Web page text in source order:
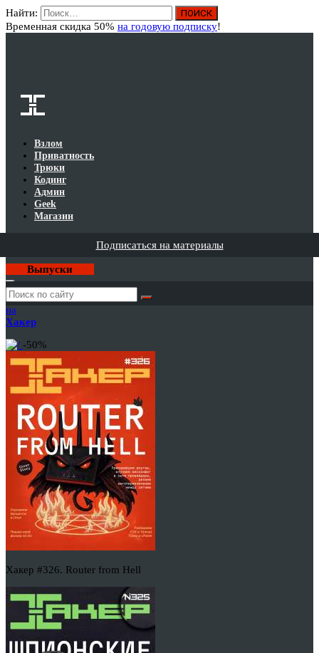
Найти:
Временная скидка 50% на годовую подписку!
Взлом
Приватность
Трюки
Кодинг
Админ
Geek
Магазин
Подписаться на материалы
Выпуски
Годовая
подписка
на
Хакер
-50%
Хакер #326. Router from Hell